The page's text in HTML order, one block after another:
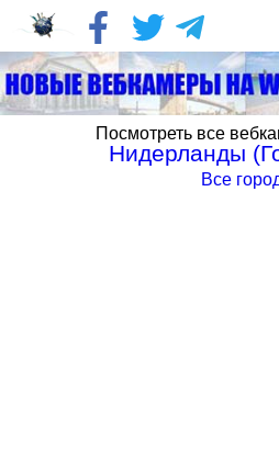
Посмотреть все
Нидерланды
Все